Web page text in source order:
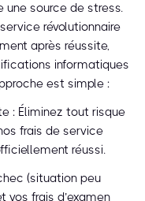
une source de stress.
révolutionnaire
après réussite,
informatiques
est simple :
: Éliminez tout risque
frais de service
réussi.
(situation peu
vos frais d’examen